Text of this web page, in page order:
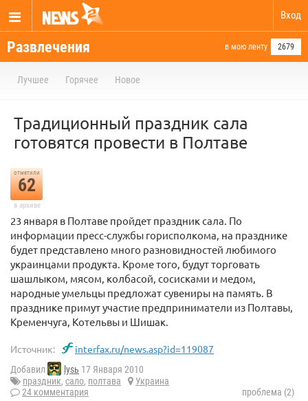
Вход
Развлечения в мою ленту 2679
Лучшее Горячее Новое
Традиционный праздник сала
готовятся провести в Полтаве
отметили
62
в архиве
23 января в Полтаве пройдет праздник сала. По
информации пресс-службы горисполкома, на празднике
будет представлено много разновидностей любимого
украинцами продукта. Кроме того, будут торговать
шашлыком, мясом, колбасой, сосисками и медом,
народные умельцы предложат сувениры на память. В
празднике примут участие предприниматели из Полтавы,
Кременчуга, Котельвы и Шишак.
Источник: interfax.ru/news.asp?id=119087
Добавил lysь 17 Января 2010
праздник, сало, полтава
Украина
24 комментария
проблема (2)